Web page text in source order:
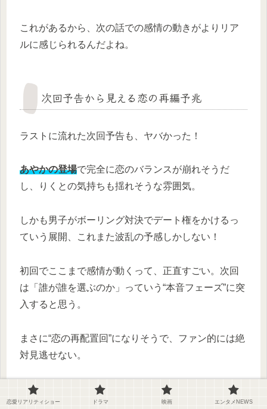
これがあるから、次の話での感情の動きがよりリア
ルに感じられるんだよね。
次回予告から見える恋の再編予兆
ラストに流れた次回予告も、ヤバかった！
あやかの登場で完全に恋のバランスが崩れそうだ
し、りくとの気持ちも揺れそうな雰囲気。
しかも男子がボーリング対決でデート権をかけるっ
ていう展開、これまた波乱の予感しかしない！
初回でここまで感情が動くって、正直すごい。次回
は「誰が誰を選ぶのか」っていう“本音フェーズ”に突
入すると思う。
まさに“恋の再配置回”になりそうで、ファン的には絶
対見逃せない。
「第1話の完成度、高すぎたよね。演出
恋愛リアリティショー ドラマ 映画 エンタメNEWS